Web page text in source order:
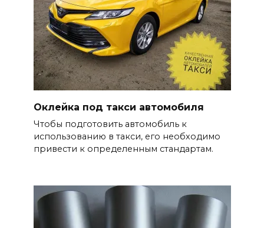
Оклейка под такси автомобиля
Чтобы подготовить автомобиль к
использованию в такси, его необходимо
привести к определенным стандартам.